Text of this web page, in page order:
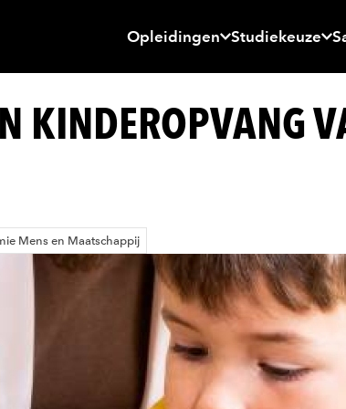
Opleidingen Studiekeuze
KINDEROPVANG
Mens en Maatschappij